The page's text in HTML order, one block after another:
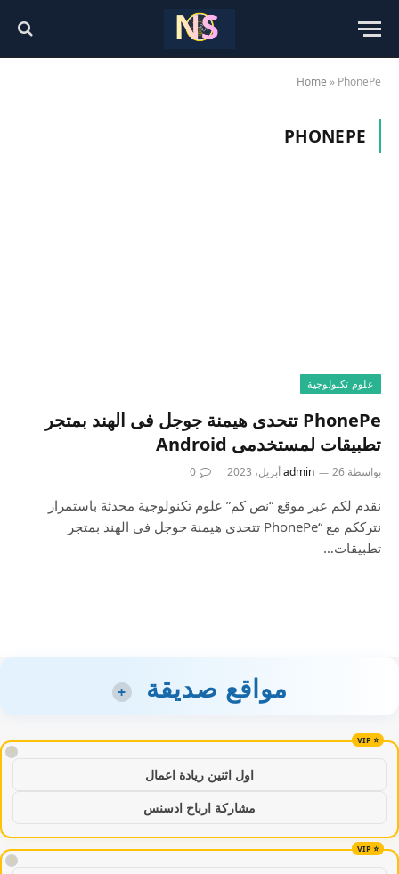
Home » PhonePe
PHONEPE
علوم تكنولوجية
PhonePe تتحدى هيمنة جوجل فى الهند بمتجر
تطبيقات لمستخدمى Android
بواسطة admin 26 أبريل، 2023 0
نقدم لكم عبر موقع “نص كم” علوم تكنولوجية محدثة باستمرار
نترككم مع “PhonePe تتحدى هيمنة جوجل فى الهند بمتجر
تطبيقات…
مواقع صديقة +
!
اول اثنين ريادة اعمال
مشاركة ارباح ادسنس
!